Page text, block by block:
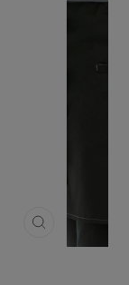
(ESC)